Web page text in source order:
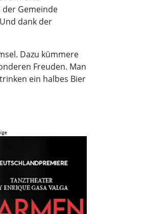
Gemeinde
dank der
Dazu kümmere
Freuden. Man
ein halbes Bier